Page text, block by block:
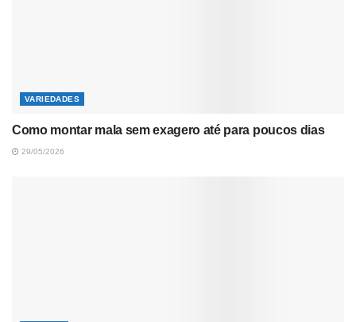
VARIEDADES
Como montar mala sem exagero até para poucos dias
29/05/2026